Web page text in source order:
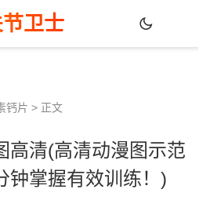
卫士
钙片 > 正文
高清(高清动漫图示范
钟掌握有效训练！)